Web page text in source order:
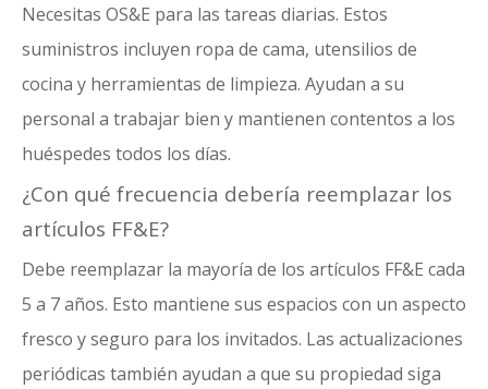
Necesitas OS&E para las tareas diarias. Estos
suministros incluyen ropa de cama, utensilios de
cocina y herramientas de limpieza. Ayudan a su
personal a trabajar bien y mantienen contentos a los
huéspedes todos los días.
¿Con qué frecuencia debería reemplazar los
artículos FF&E?
Debe reemplazar la mayoría de los artículos FF&E cada
5 a 7 años. Esto mantiene sus espacios con un aspecto
fresco y seguro para los invitados. Las actualizaciones
periódicas también ayudan a que su propiedad siga